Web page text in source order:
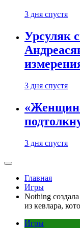
3 дня спустя
Урсуляк
3 дня спустя
3 дня спустя
Главная
Игры
Nothing
из кевлара,
Игры